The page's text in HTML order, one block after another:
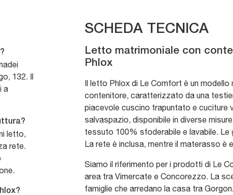
132. Il
a
letto,
rete.
SCHEDA TECNICA
Letto matrimoniale con
Phlox
Il letto Phlox di Le Comfort è un modello
contenitore, caratterizzato da una
piacevole cuscino trapuntato e cuciture
salvaspazio, disponibile in diverse
tessuto 100% sfoderabile e lavabile. Le
La rete è inclusa, mentre il materasso è
Siamo il riferimento per i prodotti di Le
area tra Vimercate e Concorezzo. La
famiglie che arredano la casa tra